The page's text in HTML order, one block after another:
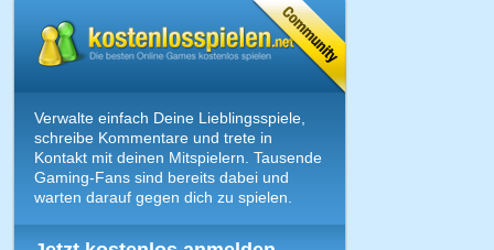
Verwalte einfach Deine Lieblingsspiele,
schreibe Kommentare und trete in
Kontakt mit deinen Mitspielern. Tausende
Gaming-Fans sind bereits dabei und
warten darauf gegen dich zu spielen.